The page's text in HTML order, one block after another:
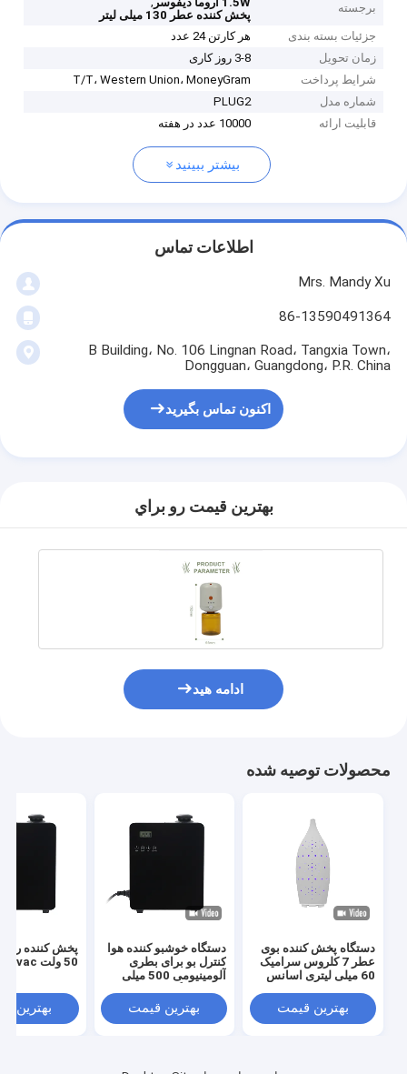
برجسته
پخش کننده عطر 130 میلی لیتر
جزئیات بسته بندی
هر کارتن 24 عدد
زمان تحویل
3-8 روز کاری
شرایط پرداخت
T/T، Western Union، MoneyGram
شماره مدل
PLUG2
قابلیت ارائه
10000 عدد در هفته
بیشتر ببینید
اطلاعات تماس
Mrs. Mandy Xu
86-13590491364
B Building، No. 106 Lingnan Road، Tangxia Town،
Dongguan، Guangdong، P.R. China
اکنون تماس بگیرید
بهترين قيمت رو براي
ادامه هید
محصولات توصیه شده
دستگاه پخش کننده بوی
عطر 7 کلروس سرامیک
60 میلی لیتری اسانس
بهترین قیمت
دستگاه خوشبو کننده هوا
کنترل بو برای بطری
آلومینیومی 500 میلی
بهترین قیمت
پخش کننده
50 ولت Hvac
بهترین